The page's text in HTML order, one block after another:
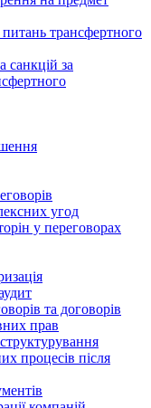
трансфертного
санкцій за
угод
у переговорах
та договорів
прав
процесів після